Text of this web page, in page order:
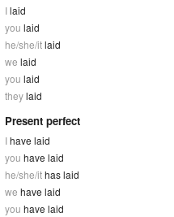
Ilaid
you laid
he/she/itlaid
we laid
you laid
theylaid
Present perfect
Ihave laid
you have laid
he/she/ithas laid
we have laid
you have laid